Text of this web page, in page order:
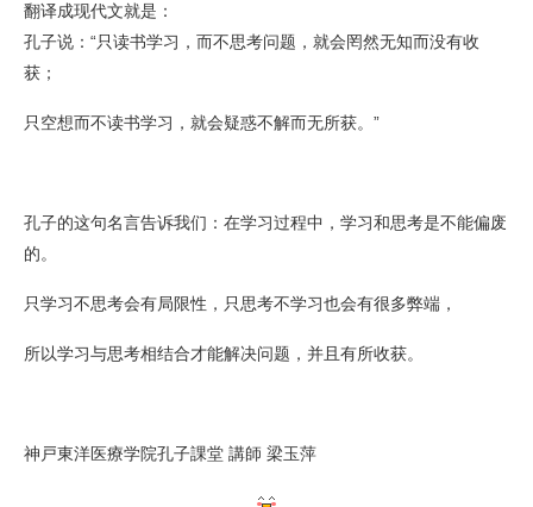
翻译成现代文就是：
孔子说：“只读书学习，而不思考问题，就会罔然无知而没有收
获；
只空想而不读书学习，就会疑惑不解而无所获。”
孔子的这句名言告诉我们：在学习过程中，学习和思考是不能偏废
的。
只学习不思考会有局限性，只思考不学习也会有很多弊端，
所以学习与思考相结合才能解决问题，并且有所收获。
神戸東洋医療学院孔子課堂 講師 梁玉萍